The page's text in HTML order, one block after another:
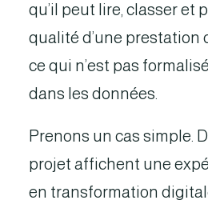
qu’il peut lire, classer et
qualité d’une prestation
ce qui n’est pas
dans les données.
Prenons un cas simple.
projet affichent une
en transformation